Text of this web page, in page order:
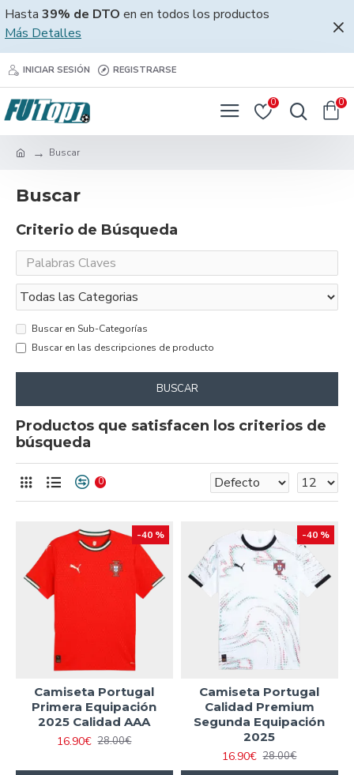
Hasta 39% de DTO en en todos los productos
Más Detalles
INICIAR SESIÓN REGISTRARSE
0 0
Buscar
Buscar
Criterio de Búsqueda
Buscar en Sub-Categorías
Buscar en las descripciones de producto
BUSCAR
Productos que satisfacen los criterios de
búsqueda
0
-40 %
Camiseta Portugal
Primera Equipación
2025 Calidad AAA
16.90€ 28.00€
-40 %
Camiseta Portugal
Calidad Premium
Segunda Equipación
2025
16.90€ 28.00€